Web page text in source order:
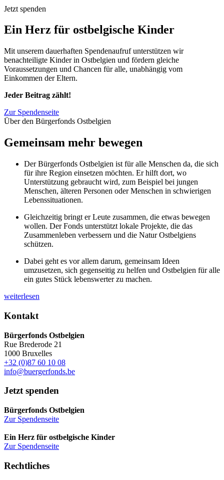
Jetzt spenden
Ein Herz für ostbelgische Kinder
Mit unserem dauerhaften Spendenaufruf unterstützen wir
benachteiligte Kinder in Ostbelgien und fördern gleiche
Voraussetzungen und Chancen für alle, unabhängig vom
Einkommen der Eltern.
Jeder Beitrag zählt!
Zur Spendenseite
Über den Bürgerfonds Ostbelgien
Gemeinsam mehr bewegen
Der Bürgerfonds Ostbelgien ist für alle Menschen da, die sich
für ihre Region einsetzen möchten. Er hilft dort, wo
Unterstützung gebraucht wird, zum Beispiel bei jungen
Menschen, älteren Personen oder Menschen in schwierigen
Lebenssituationen.
Gleichzeitig bringt er Leute zusammen, die etwas bewegen
wollen. Der Fonds unterstützt lokale Projekte, die das
Zusammenleben verbessern und die Natur Ostbelgiens
schützen.
Dabei geht es vor allem darum, gemeinsam Ideen
umzusetzen, sich gegenseitig zu helfen und Ostbelgien für alle
ein gutes Stück lebenswerter zu machen.
weiterlesen
Kontakt
Bürgerfonds Ostbelgien
Rue Brederode 21
1000 Bruxelles
+32 (0)87 60 10 08
info@buergerfonds.be
Jetzt spenden
Bürgerfonds Ostbelgien
Zur Spendenseite
Ein Herz für ostbelgische Kinder
Zur Spendenseite
Rechtliches